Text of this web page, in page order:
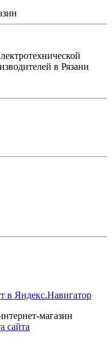
в Рязани
в Яндекс.Навигатор
магазин
сайта